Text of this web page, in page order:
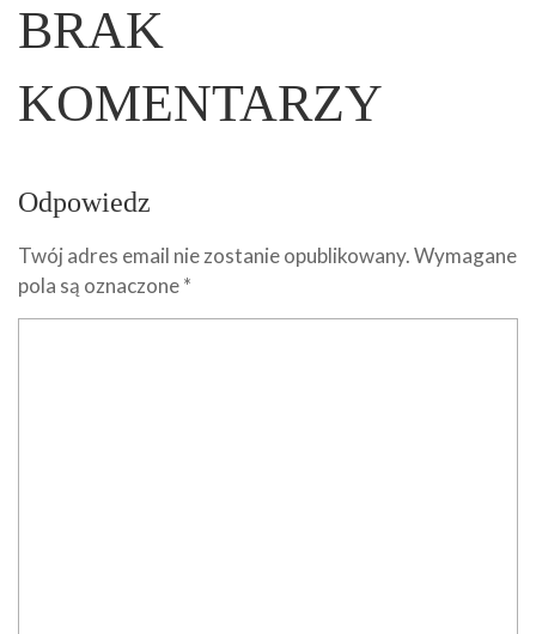
BRAK
KOMENTARZY
Odpowiedz
Twój adres email nie zostanie opublikowany.Wymagane
pola są oznaczone*